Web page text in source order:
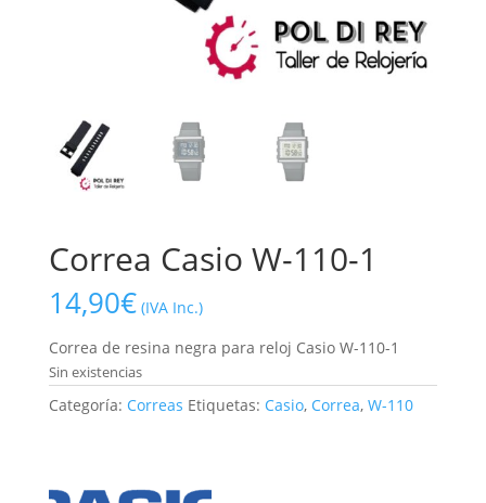
Correa Casio W-110-1
14,90€ (IVA Inc.)
Correa de resina negra para reloj Casio W-110-1
Sin existencias
Categoría: Correas Etiquetas: Casio, Correa, W-110